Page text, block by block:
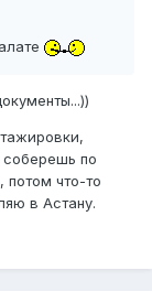
соберешь по
что-то
в Астану.